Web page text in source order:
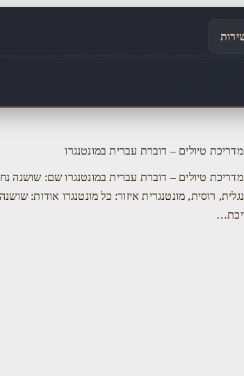
טיולים – דוברת עברית במונטנגרו
טיולים – דוברת עברית במונטנגרו שם: שושנה
רוסית, מונטנגרית איזור: כל מונטנגרו אודות: שושנה